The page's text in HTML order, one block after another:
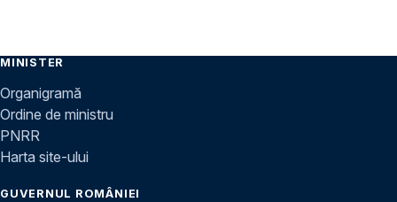
MINISTER
Organigramă
Ordine de ministru
PNRR
Harta site-ului
GUVERNUL ROMÂNIEI